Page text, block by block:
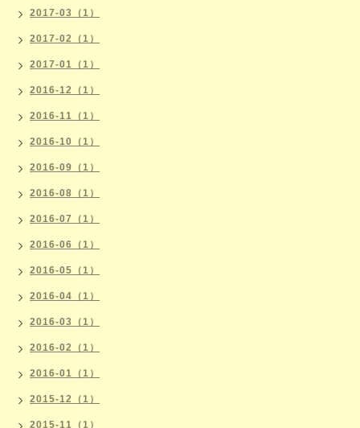
2017-03（1）
2017-02（1）
2017-01（1）
2016-12（1）
2016-11（1）
2016-10（1）
2016-09（1）
2016-08（1）
2016-07（1）
2016-06（1）
2016-05（1）
2016-04（1）
2016-03（1）
2016-02（1）
2016-01（1）
2015-12（1）
2015-11（1）